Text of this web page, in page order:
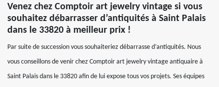
Venez chez Comptoir art jewelry vintage si vous
souhaitez débarrasser d’antiquités à Saint Palais
dans le 33820 à meilleur prix !
Par suite de succession vous souhaiteriez débarrasse d’antiquités. Nous
vous conseillons de venir chez Comptoir art jewelry vintage antiquaire à
Saint Palais dans le 33820 afin de lui expose tous vos projets. Ses équipes